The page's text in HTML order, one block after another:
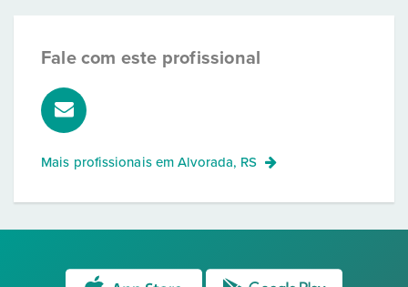
Fale com este profissional
Mais profissionais emAlvorada, RS